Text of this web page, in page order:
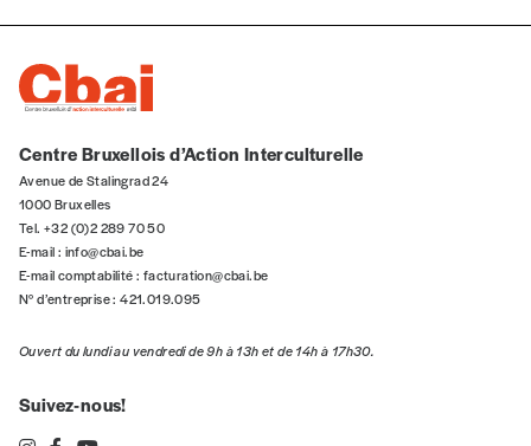
Centre Bruxellois d’Action Interculturelle
Avenue de Stalingrad 24
1000 Bruxelles
Tel. +32 (0)2 289 70 50
E-mail : info@cbai.be
E-mail comptabilité : facturation@cbai.be
N° d’entreprise : 421.019.095
Ouvert du lundi au vendredi de 9h à 13h et de 14h à 17h30.
Suivez-nous!